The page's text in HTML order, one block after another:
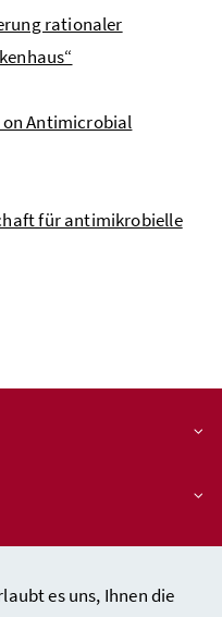
es uns, Ihnen die
rationaler
on Antimicrobial
für antimikrobielle